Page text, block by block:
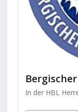
Bergischer
In der HBL